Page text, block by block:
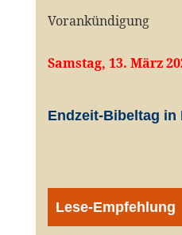
Vorankündigung
Samstag, 13. März
Endzeit-Bibeltag in
Lese-Empfehlung